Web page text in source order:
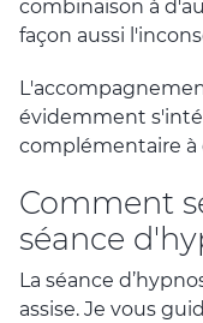
combinaison à
façon aussi
évidemment
complémentaire à
Comment
séance
La séance
assise. Je vous